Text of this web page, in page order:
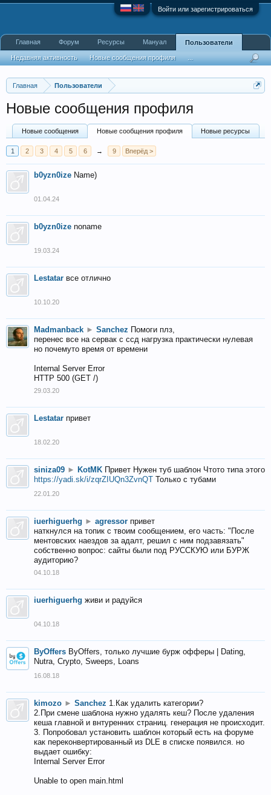
Войти или зарегистрироваться
Главная Пользователи
Новые сообщения профиля
Новые сообщения Новые сообщения профиля Новые ресурсы
1 2 3 4 5 6 → 9 Вперёд >
b0yzn0ize Name)
01.04.24
b0yzn0ize noname
19.03.24
Lestatar все отлично
10.10.20
Madmanback ► Sanchez Помоги плз,
перенес все на сервак с ссд нагрузка практически нулевая
но почемуто время от времени
Internal Server Error
HTTP 500 (GET /)
29.03.20
Lestatar привет
18.02.20
siniza09 ► KotMK Привет Нужен туб шаблон Чтото типа этого
https://yadi.sk/i/zqrZIUQn3ZvnQT Только с тубами
22.01.20
iuerhiguerhg ► agressor привет
наткнулся на топик с твоим сообщением, его часть: "После
ментовских наездов за адалт, решил с ним подзавязать"
собственно вопрос: сайты были под РУССКУЮ или БУРЖ
аудиторию?
04.10.18
iuerhiguerhg живи и радуйся
04.10.18
ByOffers ByOffers, только лучшие бурж офферы | Dating,
Nutra, Crypto, Sweeps, Loans
16.08.18
kimozo ► Sanchez 1.Как удалить категории?
2.При смене шаблона нужно удалять кеш? После удаления
кеша главной и внтуренних страниц. генерация не происходит.
3. Попробовал установить шаблон который есть на форуме
как переконвертированный из DLE в списке появился. но
выдает ошибку:
Internal Server Error
Unable to open main.html
Главная Форум Ресурсы Мануал Пользователи
Недавняя активность Новые сообщения профиля